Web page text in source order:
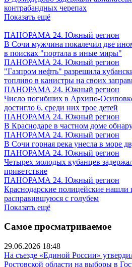
контрабандных черепах
Показать ещё
ПАНОРАМА 24. Южный регион
В Сочи мужчина покалечил две
в поисках "портала в иные миры"
ПАНОРАМА 24. Южный регион
"Газпром нефть" разрешила
топливо в канистры на своих
ПАНОРАМА 24. Южный регион
Число погибших в Архипо-
достигло 6, среди них трое детей
ПАНОРАМА 24. Южный регион
В Краснодаре в частном доме
ПАНОРАМА 24. Южный регион
В Сочи горная река унесла в море
ПАНОРАМА 24. Южный регион
Четырех молодых кубанцев
приветствие
ПАНОРАМА 24. Южный регион
Краснодарские полицейские нашли
расправившуюся с голубем
Показать ещё
Самое просматриваемое
29.06.2026 18:48
На съезде «Единой России»
Ростовской области на выборы в